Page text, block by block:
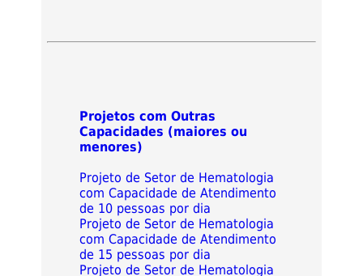
Projetos com Outras
Capacidades (maiores ou
menores)
Projeto de Setor de Hematologia
com Capacidade de Atendimento
de 10 pessoas por dia
Projeto de Setor de Hematologia
com Capacidade de Atendimento
de 15 pessoas por dia
Projeto de Setor de Hematologia